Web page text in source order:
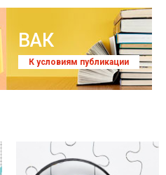
ВАК
К условиям публикации